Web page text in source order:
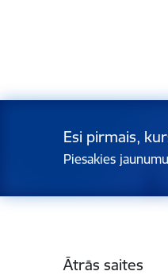
Esi pirmais,
Piesakies
Ātrās saites